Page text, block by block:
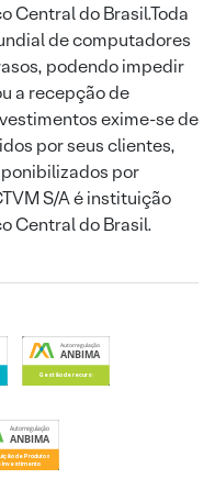
Central do Brasil.Toda
de computadores
podendo impedir
a recepção de
exime-se de
por seus clientes,
por
S/A é instituição
Central do Brasil.